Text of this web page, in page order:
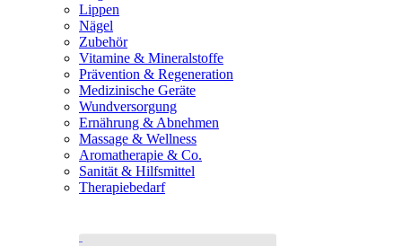
Lippen
Nägel
Zubehör
Vitamine & Mineralstoffe
Prävention & Regeneration
Medizinische Geräte
Wundversorgung
Ernährung & Abnehmen
Massage & Wellness
Aromatherapie & Co.
Sanität & Hilfsmittel
Therapiebedarf